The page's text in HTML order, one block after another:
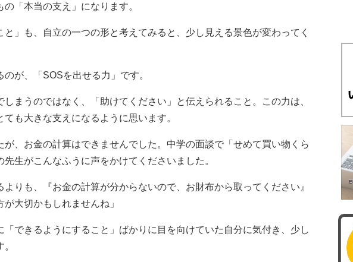
「本当の支え」になります。
と」も、自立の一つの形と考えてみると、少し見える景色が変わってく
が、「SOSを出せる力」です。
まうのではなく、「助けてください」と伝えられること。この力は、
も大きな支えになるように思います。
、お金の計算はできませんでした。中学の面談で「せめて買い物くら
生がこんなふうに声をかけてくださいました。
よりも、『お金の計算が分からないので、お財布から取ってください』
大切かもしれませんね」
できるようにすること」ばかりに目を向けていた自分に気付き、少し